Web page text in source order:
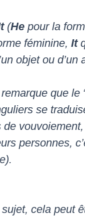
(He pour la
féminine, It
objet ou d’un
que le
se
de
personnes,
cela peut